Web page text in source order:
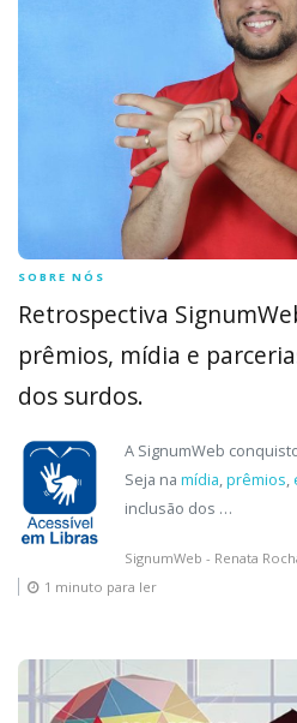
SOBRE NÓS
Retrospectiva
prêmios, mídia e
dos surdos.
A SignumWeb
Seja namídia,prêmios,
inclusão dos …
SignumWeb - Renata
1 minuto para ler